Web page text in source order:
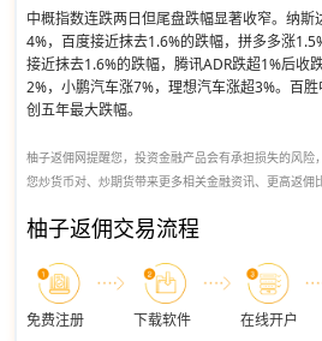
中概指数连跌两日但尾盘跌幅显著收窄。纳
4%，百度接近抹去1.6%的跌幅，拼多多涨
接近抹去1.6%的跌幅，腾讯ADR跌超1%后收
2%，小鹏汽车涨7%，理想汽车涨超3%。百
创五年最大跌幅。
柚子返佣网提醒您，投资金融产品会有承担损失的风险
您炒货币对、炒期货带来更多相关金融资讯、更高返佣
柚子返佣交易流程
免费注册 下载软件 在线开户